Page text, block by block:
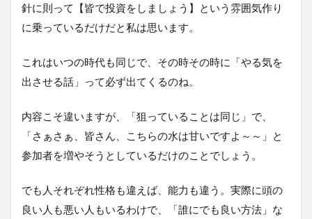
針に則って【皆で投資をしましょう】という雰囲気作り
に乗っているだけだと私は思います。
これはいつの時代も同じで、その時その時に「やる気を
出させる話」って必ず出てくるのね。
内容こそ違いますが、「狙っていることは同じ」で、
「さぁさぁ、皆さん、こちらの水は甘いですよ～～」と
参加者を増やそうとしているだけのことでしょう。
でも人それぞれ性格も違えば、能力も違う。実際に頭の
良い人も悪い人もいるわけで、「誰にでも良い方法」な